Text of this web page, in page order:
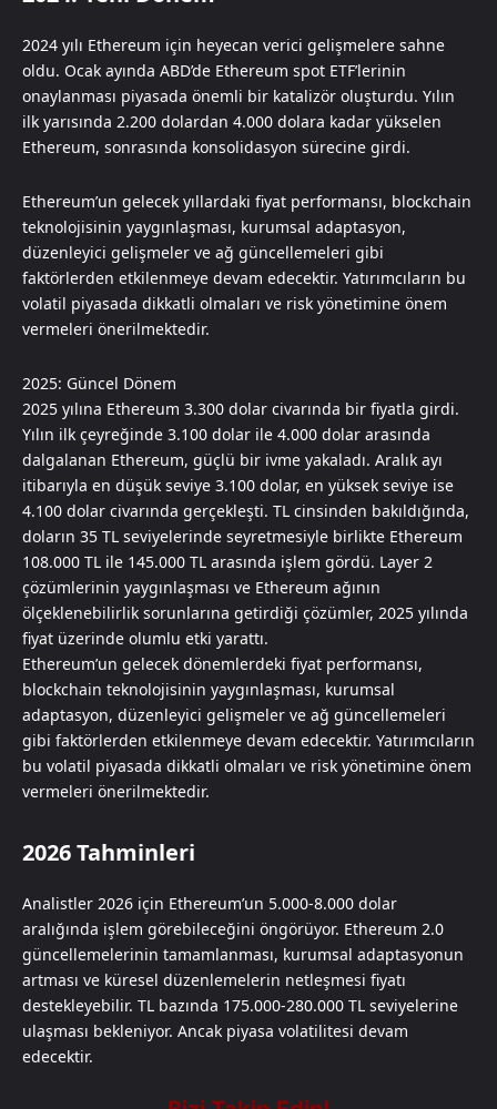
2024 yılı Ethereum için heyecan verici gelişmelere sahne
oldu. Ocak ayında ABD’de Ethereum spot ETF’lerinin
onaylanması piyasada önemli bir katalizör oluşturdu. Yılın
ilk yarısında 2.200 dolardan 4.000 dolara kadar yükselen
Ethereum, sonrasında konsolidasyon sürecine girdi.
Ethereum’un gelecek yıllardaki fiyat performansı, blockchain
teknolojisinin yaygınlaşması, kurumsal adaptasyon,
düzenleyici gelişmeler ve ağ güncellemeleri gibi
faktörlerden etkilenmeye devam edecektir. Yatırımcıların bu
volatil piyasada dikkatli olmaları ve risk yönetimine önem
vermeleri önerilmektedir.​​​​​​​​​​​​​​​​
2025: Güncel Dönem
2025 yılına Ethereum 3.300 dolar civarında bir fiyatla girdi.
Yılın ilk çeyreğinde 3.100 dolar ile 4.000 dolar arasında
dalgalanan Ethereum, güçlü bir ivme yakaladı. Aralık ayı
itibarıyla en düşük seviye 3.100 dolar, en yüksek seviye ise
4.100 dolar civarında gerçekleşti. TL cinsinden bakıldığında,
doların 35 TL seviyelerinde seyretmesiyle birlikte Ethereum
108.000 TL ile 145.000 TL arasında işlem gördü. Layer 2
çözümlerinin yaygınlaşması ve Ethereum ağının
ölçeklenebilirlik sorunlarına getirdiği çözümler, 2025 yılında
fiyat üzerinde olumlu etki yarattı.
Ethereum’un gelecek dönemlerdeki fiyat performansı,
blockchain teknolojisinin yaygınlaşması, kurumsal
adaptasyon, düzenleyici gelişmeler ve ağ güncellemeleri
gibi faktörlerden etkilenmeye devam edecektir. Yatırımcıların
bu volatil piyasada dikkatli olmaları ve risk yönetimine önem
vermeleri önerilmektedir.​​​​​​​​​​​​​​​​
2026 Tahminleri
Analistler 2026 için Ethereum’un 5.000-8.000 dolar
aralığında işlem görebileceğini öngörüyor. Ethereum 2.0
güncellemelerinin tamamlanması, kurumsal adaptasyonun
artması ve küresel düzenlemelerin netleşmesi fiyatı
destekleyebilir. TL bazında 175.000-280.000 TL seviyelerine
ulaşması bekleniyor. Ancak piyasa volatilitesi devam
edecektir.​​​​​​​​​​​​​​​​